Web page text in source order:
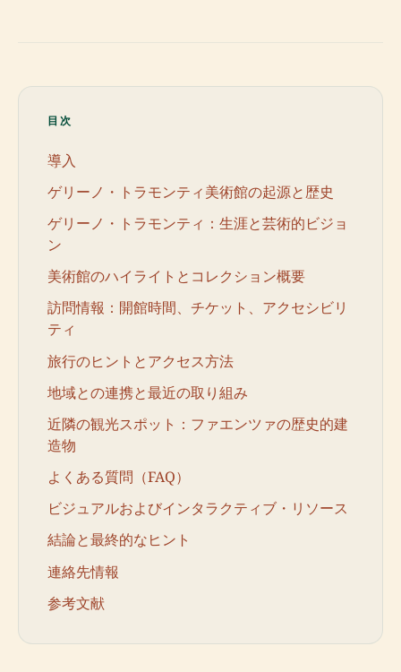
目次
導入
ゲリーノ・トラモンティ美術館の起源と歴史
ゲリーノ・トラモンティ：生涯と芸術的ビジョ
ン
美術館のハイライトとコレクション概要
訪問情報：開館時間、チケット、アクセシビリ
ティ
旅行のヒントとアクセス方法
地域との連携と最近の取り組み
近隣の観光スポット：ファエンツァの歴史的建
造物
よくある質問（FAQ）
ビジュアルおよびインタラクティブ・リソース
結論と最終的なヒント
連絡先情報
参考文献